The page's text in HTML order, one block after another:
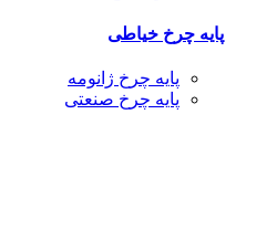
پایه چرخ خیاطی
پایه چرخ ژانومه
پایه چرخ صنعتی